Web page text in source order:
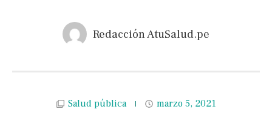
Redacción AtuSalud.pe
Salud pública marzo 5, 2021